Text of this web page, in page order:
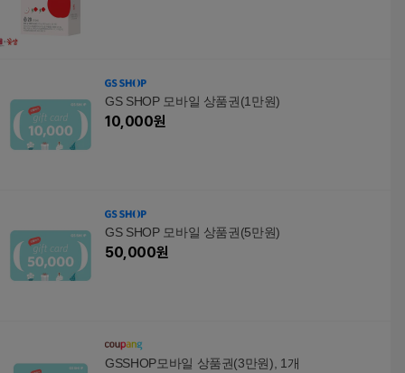
GS SHOP 모바일 상품권(1만원)
10,000원
GS SHOP 모바일 상품권(5만원)
50,000원
GSSHOP모바일 상품권(3만원), 1개